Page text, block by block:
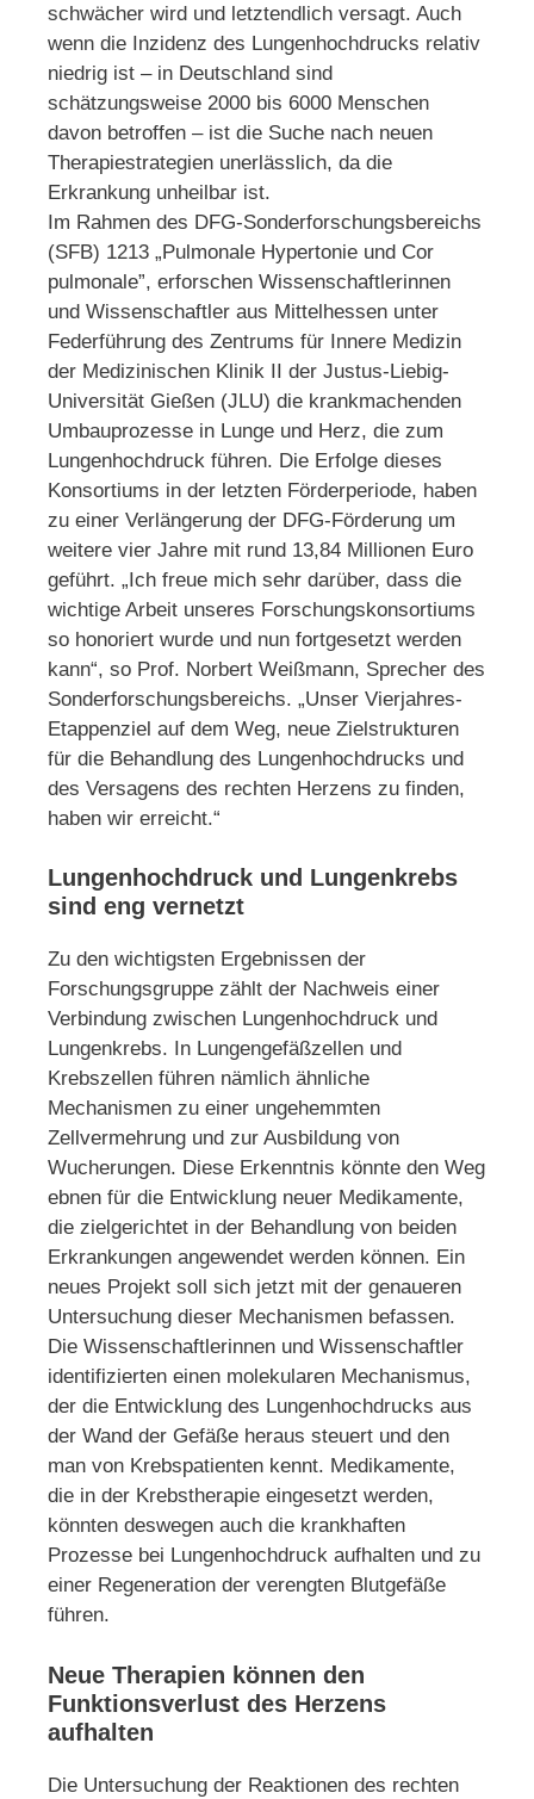
schwächer wird und letztendlich versagt. Auch
wenn die Inzidenz des Lungenhochdrucks relativ
niedrig ist – in Deutschland sind
schätzungsweise 2000 bis 6000 Menschen
davon betroffen – ist die Suche nach neuen
Therapiestrategien unerlässlich, da die
Erkrankung unheilbar ist.
Im Rahmen des DFG-Sonderforschungsbereichs
(SFB) 1213 „Pulmonale Hypertonie und Cor
pulmonale”, erforschen Wissenschaftlerinnen
und Wissenschaftler aus Mittelhessen unter
Federführung des Zentrums für Innere Medizin
der Medizinischen Klinik II der Justus-Liebig-
Universität Gießen (JLU) die krankmachenden
Umbauprozesse in Lunge und Herz, die zum
Lungenhochdruck führen. Die Erfolge dieses
Konsortiums in der letzten Förderperiode, haben
zu einer Verlängerung der DFG-Förderung um
weitere vier Jahre mit rund 13,84 Millionen Euro
geführt. „Ich freue mich sehr darüber, dass die
wichtige Arbeit unseres Forschungskonsortiums
so honoriert wurde und nun fortgesetzt werden
kann“, so Prof. Norbert Weißmann, Sprecher des
Sonderforschungsbereichs. „Unser Vierjahres-
Etappenziel auf dem Weg, neue Zielstrukturen
für die Behandlung des Lungenhochdrucks und
des Versagens des rechten Herzens zu finden,
haben wir erreicht.“
Lungenhochdruck und Lungenkrebs
sind eng vernetzt
Zu den wichtigsten Ergebnissen der
Forschungsgruppe zählt der Nachweis einer
Verbindung zwischen Lungenhochdruck und
Lungenkrebs. In Lungengefäßzellen und
Krebszellen führen nämlich ähnliche
Mechanismen zu einer ungehemmten
Zellvermehrung und zur Ausbildung von
Wucherungen. Diese Erkenntnis könnte den Weg
ebnen für die Entwicklung neuer Medikamente,
die zielgerichtet in der Behandlung von beiden
Erkrankungen angewendet werden können. Ein
neues Projekt soll sich jetzt mit der genaueren
Untersuchung dieser Mechanismen befassen.
Die Wissenschaftlerinnen und Wissenschaftler
identifizierten einen molekularen Mechanismus,
der die Entwicklung des Lungenhochdrucks aus
der Wand der Gefäße heraus steuert und den
man von Krebspatienten kennt. Medikamente,
die in der Krebstherapie eingesetzt werden,
könnten deswegen auch die krankhaften
Prozesse bei Lungenhochdruck aufhalten und zu
einer Regeneration der verengten Blutgefäße
führen.
Neue Therapien können den
Funktionsverlust des Herzens
aufhalten
Die Untersuchung der Reaktionen des rechten